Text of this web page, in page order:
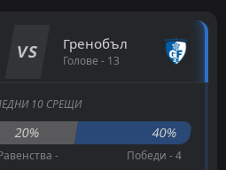
VS Гренобъл
Голове - 13
10 СРЕЩИ
20% 40%
-
Победи - 4